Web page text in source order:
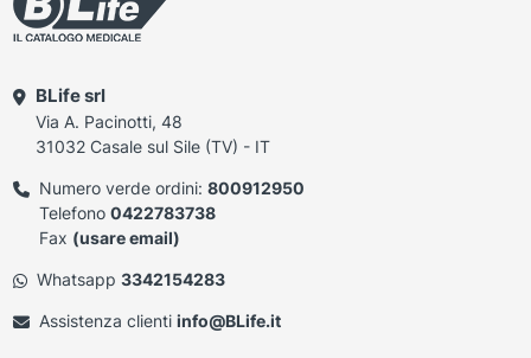
BLife srl
Via A. Pacinotti, 48
31032 Casale sul Sile (TV) - IT
Numero verde ordini: 800912950
Telefono 0422783738
Fax (usare email)
Whatsapp 3342154283
Assistenza clienti info@BLife.it